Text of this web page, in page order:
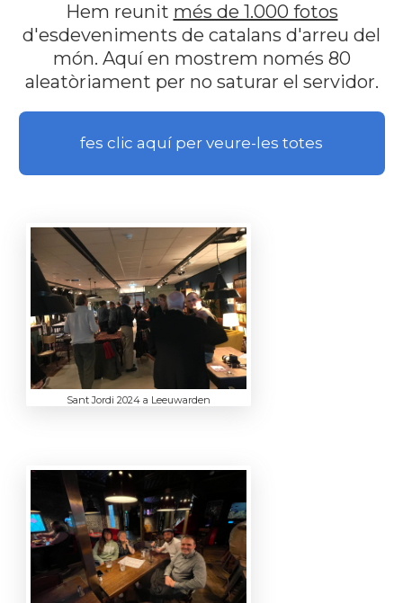
Hem reunit més de 1.000 fotos
d'esdeveniments de catalans d'arreu del
món. Aquí en mostrem només 80
aleatòriament per no saturar el servidor.
fes clic aquí per veure-les totes
Sant Jordi 2024 a Leeuwarden